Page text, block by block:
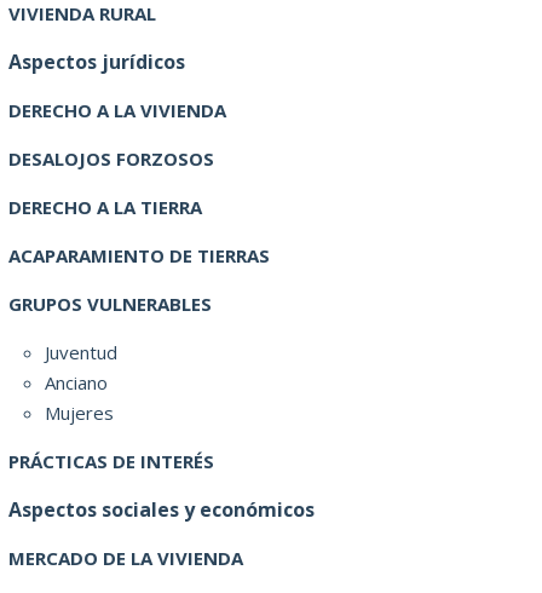
VIVIENDA RURAL
Aspectos jurídicos
DERECHO A LA VIVIENDA
DESALOJOS FORZOSOS
DERECHO A LA TIERRA
ACAPARAMIENTO DE TIERRAS
GRUPOS VULNERABLES
Juventud
Anciano
Mujeres
PRÁCTICAS DE INTERÉS
Aspectos sociales y económicos
MERCADO DE LA VIVIENDA